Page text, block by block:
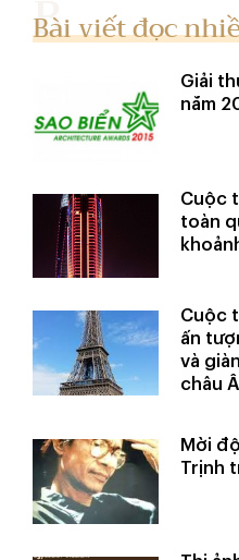
Bài viết đọc
Giải
năm
Cuộc
toàn
Cuộc
ấn
và
châu
Mời
Trịnh